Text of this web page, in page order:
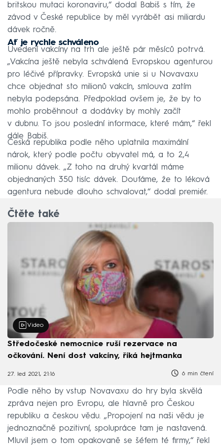
britskou mutaci koronaviru,“ dodal Babiš s tím, že
závod v České republice by měl vyrábět asi miliardu
dávek ročně.
Ať je rychle schváleno
Uvedení vakcíny na trh ale ještě pár měsíců potrvá.
„Vakcína ještě nebyla schválená Evropskou agenturou
pro léčivé přípravky. Evropská unie si u Novavaxu
chce objednat sto milionů vakcín, smlouva zatím
nebyla podepsána. Předpoklad ovšem je, že by to
mohlo proběhnout a dodávky by mohly začít
v dubnu. To jsou poslední informace, které mám,“ řekl
dále Babiš.
Česká republika podle něho uplatnila maximální
nárok, který podle počtu obyvatel má, a to 2,4
milionu dávek. „Z toho na druhý kvartál máme
objednaných 350 tisíc dávek. Doufáme, že to léková
agentura nebude dlouho schvalovat,“ dodal premiér.
Čtěte také
Video
Středočeské nemocnice ruší rezervace na
očkování. Není dost vakcíny, říká hejtmanka
27. led 2021, 21:16 6 min čtení
Podle něho by vstup Novavaxu do hry byla skvělá
zpráva nejen pro Evropu, ale hlavně pro Českou
republiku a českou vědu. „Propojení na naši vědu je
jednoznačně pozitivní, spolupráce tam je nastavená.
Mluvil jsem o tom opakovaně se šéfem té firmy,“ řekl